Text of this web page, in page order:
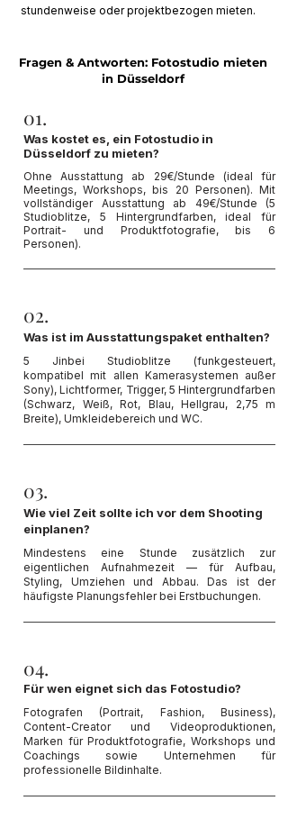
stundenweise oder projektbezogen mieten.
Fragen & Antworten: Fotostudio mieten
in Düsseldorf
01.
Was kostet es, ein Fotostudio in
Düsseldorf zu mieten?
Ohne Ausstattung ab 29€/Stunde (ideal für
Meetings, Workshops, bis 20 Personen). Mit
vollständiger Ausstattung ab 49€/Stunde (5
Studioblitze, 5 Hintergrundfarben, ideal für
Portrait- und Produktfotografie, bis 6
Personen).
02.
Was ist im Ausstattungspaket enthalten?
5 Jinbei Studioblitze (funkgesteuert,
kompatibel mit allen Kamerasystemen außer
Sony), Lichtformer, Trigger, 5 Hintergrundfarben
(Schwarz, Weiß, Rot, Blau, Hellgrau, 2,75 m
Breite), Umkleidebereich und WC.
03.
Wie viel Zeit sollte ich vor dem Shooting
einplanen?
Mindestens eine Stunde zusätzlich zur
eigentlichen Aufnahmezeit — für Aufbau,
Styling, Umziehen und Abbau. Das ist der
häufigste Planungsfehler bei Erstbuchungen.
04.
Für wen eignet sich das Fotostudio?
Fotografen (Portrait, Fashion, Business),
Content-Creator und Videoproduktionen,
Marken für Produktfotografie, Workshops und
Coachings sowie Unternehmen für
professionelle Bildinhalte.